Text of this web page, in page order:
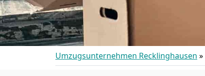
Umzugsunternehmen Recklinghausen »